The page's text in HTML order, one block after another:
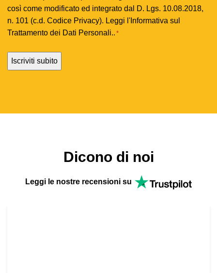
così come modificato ed integrato dal D. Lgs. 10.08.2018,
n. 101 (c.d. Codice Privacy). Leggi l' Informativa sul
Trattamento dei Dati Personali.. *
Dicono di noi
Leggi le nostre recensioni su